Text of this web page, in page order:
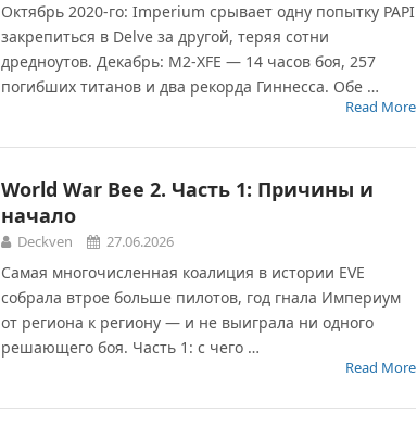
Октябрь 2020-го: Imperium срывает одну попытку PAPI
закрепиться в Delve за другой, теряя сотни
дредноутов. Декабрь: M2-XFE — 14 часов боя, 257
погибших титанов и два рекорда Гиннесса. Обе …
Read More
World War Bee 2. Часть 1: Причины и
начало
Deckven 27.06.2026
Самая многочисленная коалиция в истории EVE
собрала втрое больше пилотов, год гнала Империум
от региона к региону — и не выиграла ни одного
решающего боя. Часть 1: с чего …
Read More